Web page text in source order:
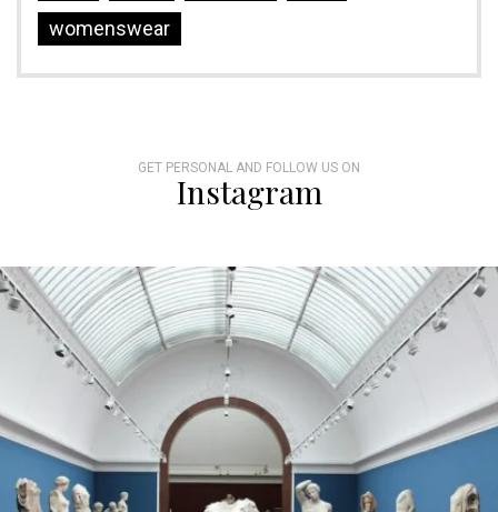
womenswear
GET PERSONAL AND FOLLOW US ON
Instagram